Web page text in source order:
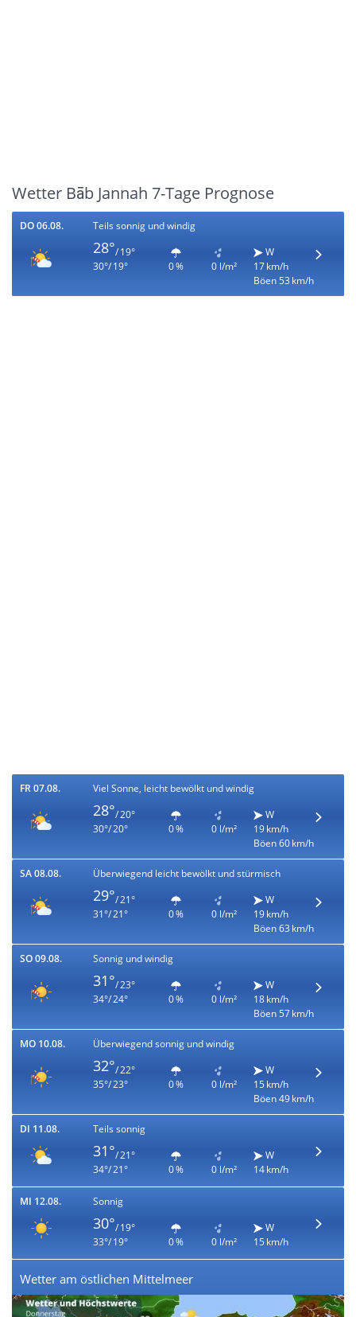
Wetter Bāb Jannah 7-Tage Prognose
DO 06.08. Teils sonnig und windig
28°/ 19°
30°/ 19°
0 % 0 l/m²
W
17 km/h
Böen 53 km/h
FR 07.08. Viel Sonne, leicht bewölkt und windig
28°/ 20°
30°/ 20°
0 % 0 l/m²
W
19 km/h
Böen 60 km/h
SA 08.08. Überwiegend leicht bewölkt und stürmisch
29°/ 21°
31°/ 21°
0 % 0 l/m²
W
19 km/h
Böen 63 km/h
SO 09.08. Sonnig und windig
31°/ 23°
34°/ 24°
0 % 0 l/m²
W
18 km/h
Böen 57 km/h
MO 10.08. Überwiegend sonnig und windig
32°/ 22°
35°/ 23°
0 % 0 l/m²
W
15 km/h
Böen 49 km/h
DI 11.08. Teils sonnig
31°/ 21°
34°/ 21°
0 % 0 l/m²
W
14 km/h
MI 12.08. Sonnig
30°/ 19°
33°/ 19°
0 % 0 l/m²
W
15 km/h
Wetter am östlichen Mittelmeer